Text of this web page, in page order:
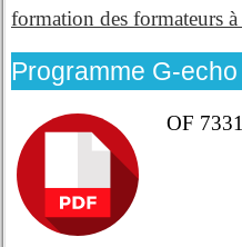
formation des formateurs
Programme G-
OF